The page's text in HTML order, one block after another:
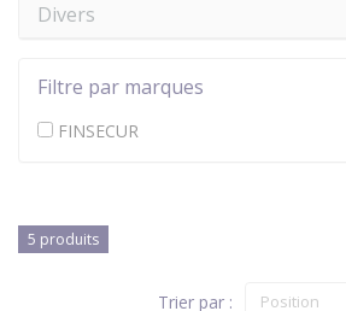
Divers
Filtre par marques
FINSECUR
5 produits
Trier par : Position